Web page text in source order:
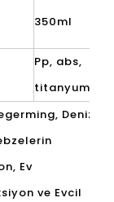
350ml
Pp, abs,
titanyum
Deniz
Ev
ve Evcil